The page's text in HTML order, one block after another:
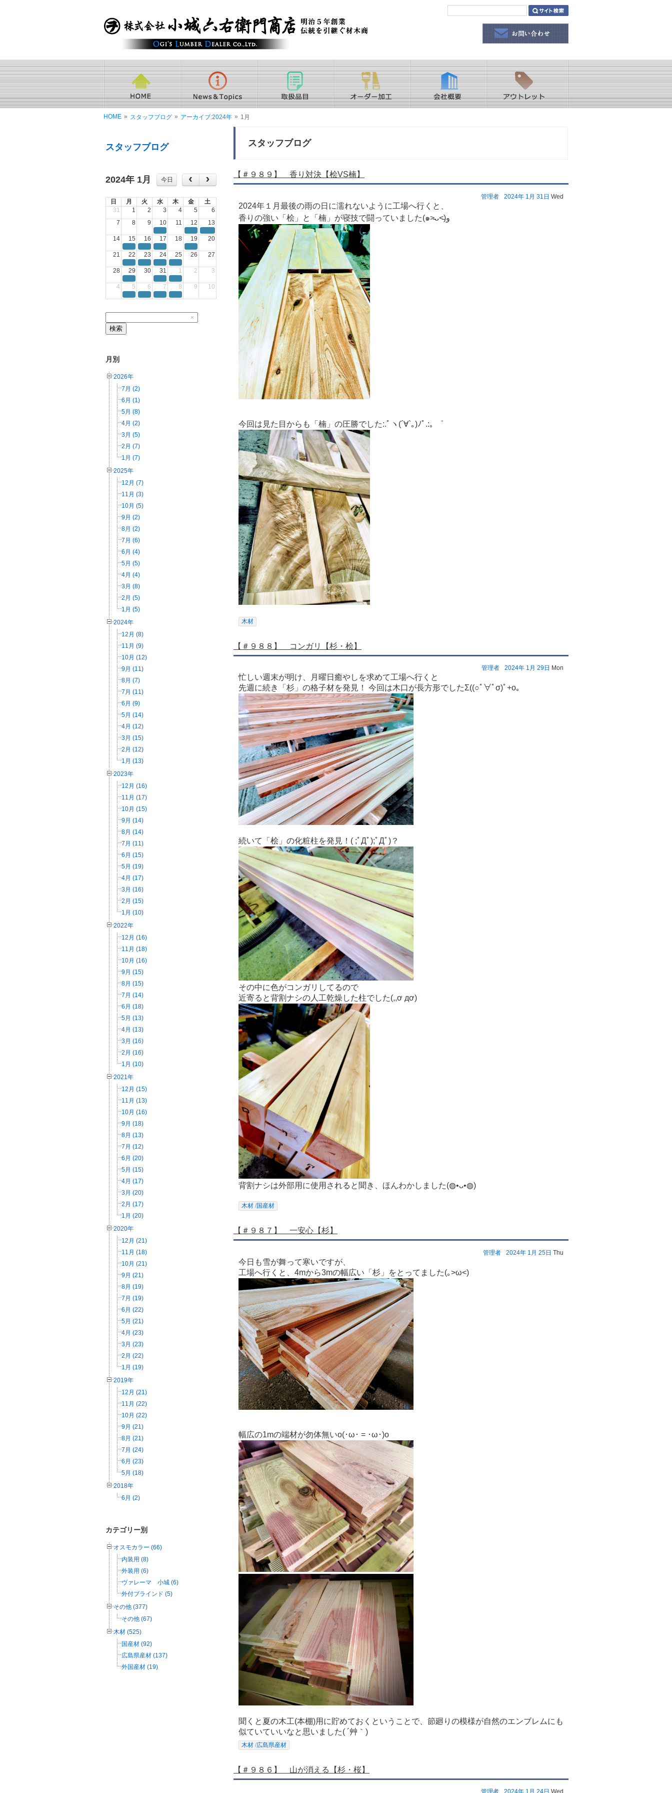
HOME » スタッフブログ » アーカイブ:2024年 » 1月
スタッフブログ
2024年 1月 今日
日 月 火 水 木 金
土
31
1 2 3 4 5
6
7
8 9 10 11 12 13
14 15 16 17 18 19 20
21 22 23 24 25 26 27
28 29 30 31 1 2 3
4 5 6 7 8 9 10
×
検索
月別
2026年
7月 (2)
6月 (1)
5月 (8)
4月 (2)
3月 (5)
2月 (7)
1月 (7)
2025年
12月 (7)
11月 (3)
10月 (5)
9月 (2)
8月 (2)
7月 (6)
6月 (4)
5月 (5)
4月 (4)
3月 (8)
2月 (5)
1月 (5)
2024年
12月 (8)
11月 (9)
10月 (12)
9月 (11)
8月 (7)
7月 (11)
6月 (9)
5月 (14)
4月 (12)
3月 (15)
2月 (12)
1月 (13)
2023年
12月 (16)
11月 (17)
10月 (15)
9月 (14)
8月 (14)
7月 (11)
6月 (15)
5月 (19)
4月 (17)
3月 (16)
2月 (15)
1月 (10)
2022年
12月 (16)
11月 (18)
10月 (16)
9月 (15)
8月 (15)
7月 (14)
6月 (18)
5月 (13)
4月 (13)
3月 (16)
2月 (16)
1月 (10)
2021年
12月 (15)
11月 (13)
10月 (16)
9月 (18)
8月 (13)
7月 (12)
6月 (20)
5月 (15)
4月 (17)
3月 (20)
2月 (17)
1月 (20)
2020年
12月 (21)
11月 (18)
10月 (21)
9月 (21)
8月 (19)
7月 (19)
6月 (22)
5月 (21)
4月 (23)
3月 (23)
2月 (22)
1月 (19)
2019年
12月 (21)
11月 (22)
10月 (22)
9月 (21)
8月 (21)
7月 (24)
6月 (23)
5月 (18)
2018年
6月 (2)
カテゴリー別
オスモカラー (66)
内装用 (8)
外装用 (6)
ヴァレーマ 小城 (6)
外付ブラインド (5)
その他 (377)
その他 (67)
木材 (525)
国産材 (92)
広島県産材 (137)
外国産材 (19)
スタッフブログ
【＃９８９】 香り対決【桧VS楠】
2024年 1月 31日 Wed
管理者
2024年１月最後の雨の日に濡れないように工場へ行くと、
香りの強い「桧」と「楠」が寝技で闘っていました(๑˃̵ᴗ˂̵)و
今回は見た目からも「楠」の圧勝でした:.ﾟヽ(´∀`｡)ﾉﾟ.:｡ ゜
木材
【＃９８８】 コンガリ【杉・桧】
2024年 1月 29日 Mon
管理者
忙しい週末が明け、月曜日癒やしを求めて工場へ行くと
先週に続き「杉」の格子材を発見！ 今回は木口が長方形でしたΣ((○ﾟ∀ﾟσ)ﾟ+o｡
続いて「桧」の化粧柱を発見！( ;ﾟДﾟ);ﾟДﾟ)？
その中に色がコンガリしてるので
近寄ると背割ナシの人工乾燥した柱でした(,,ơ дơ)
背割ナシは外部用に使用されると聞き、ほんわかしました(◍•ᴗ•◍)
木材 /国産材
【＃９８７】 一安心【杉】
2024年 1月 25日 Thu
管理者
今日も雪が舞って寒いですが、
工場へ行くと、4mから3mの幅広い「杉」をとってました(｡>ω<)
幅広の1mの端材が勿体無いo(･ω･ = ･ω･)o
聞くと夏の木工(本棚)用に貯めておくということで、節廻りの模様が自然のエンブレムにも
似ていていいなと思いました( ´艸｀)
木材 /広島県産材
【＃９８６】 山が消える【杉・桜】